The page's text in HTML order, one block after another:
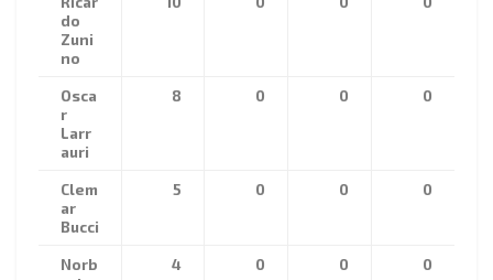
do
Zuni
no
Osca
r
Larr
auri
8 0 0 0
Clem
ar
Bucci
5 0 0 0
Norb
4 0 0 0